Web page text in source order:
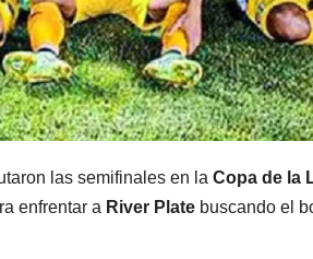
las semifinales en la Copa de la
enfrentar a River Plate buscando el